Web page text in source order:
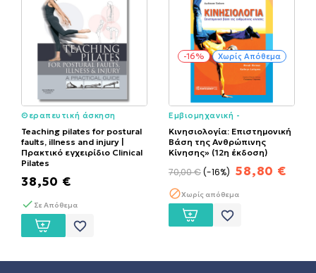
Θεραπευτική άσκηση
Teaching pilates for postural
faults, illness and injury |
Πρακτικό εγχειρίδιο Clinical
Pilates
38,50 €
Σε Απόθεμα
favorite_border
-16% Χωρίς Απόθεμα
Εμβιομηχανική -
Κινησιολογία: Επιστημονική
Βάση της Ανθρώπινης
Κίνησης» (12η έκδοση)
70,00 € -16% 58,80 €
Χωρίς απόθεμα
favorite_border